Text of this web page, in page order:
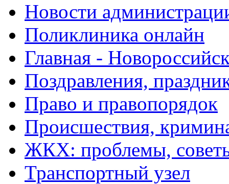
Новости
Поликлиника онлайн
Главная -
Поздравления,
Право и правопорядок
Происшествия,
ЖКХ: проблемы,
Транспортный узел